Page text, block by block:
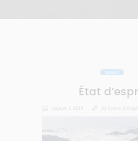
BLOG
État
August 1, 2019 by Laure Kergal